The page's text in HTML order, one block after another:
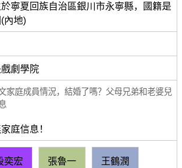
寧夏回族自治區銀川市永寧縣，國籍是
內地)
劇學院
家庭成員情況，結婚了嗎？父母兄弟和老婆兒
庭信息！
奕宏 張魯一 王鶴潤